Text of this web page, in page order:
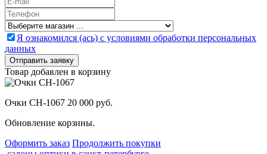
Я ознакомился (ась) с условиями обработки персональных
данных
Товар добавлен в корзину
Очки CH-1067 20 000 руб.
Обновление корзины.
Оформить заказ Продолжить покупки